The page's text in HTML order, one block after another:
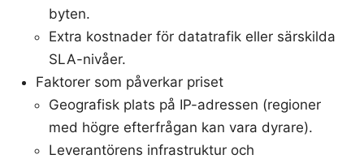
byten.
Extra kostnader för datatrafik eller särskilda
SLA-nivåer.
Faktorer som påverkar priset
Geografisk plats på IP-adressen (regioner
med högre efterfrågan kan vara dyrare).
Leverantörens infrastruktur och